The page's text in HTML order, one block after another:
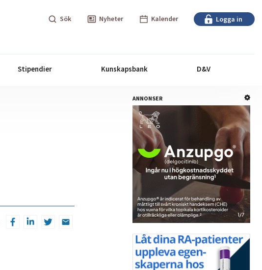
Sök Nyheter Kalender Logga in
Stipendier Kunskapsbank D&V
ANNONSER